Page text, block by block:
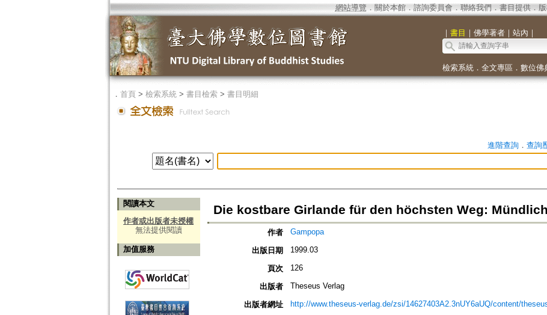
網站導覽 ． 關於本館． 諮詢委員會． 聯絡我們 ． 書目提供．
｜ 書目 ｜ 佛學著者｜ 站內 ｜
檢索系統． 全文專區 ． 數位佛
． 首頁> 檢索系統> 書目檢索> 書目明細
進階查詢． 查詢
閱讀本文
作者或出版者未授權
無法提供閱讀
加值服務
Die kostbare Girlande für den höchsten Weg:
作者 Gampopa
出版日期 1999.03
頁次 126
出版者 Theseus Verlag
出版者網址 http://www.theseus-verlag.de/zsi/14627403A2.3nUY6aUQ/content/